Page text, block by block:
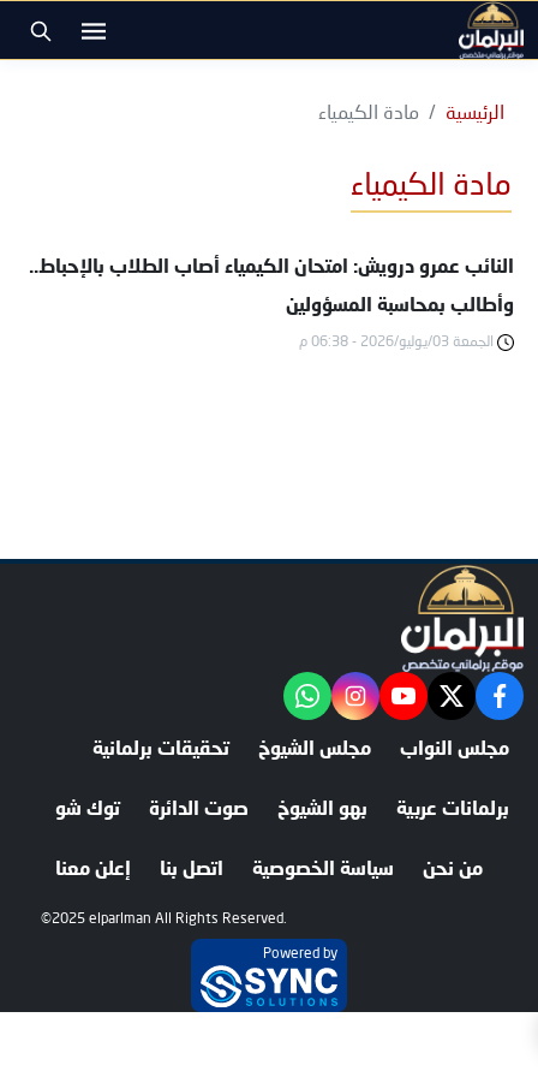
الرئيسية مادة الكيمياء
مادة الكيمياء
النائب عمرو درويش: امتحان الكيمياء أصاب الطلاب بالإحباط..
وأطالب بمحاسبة المسؤولين
الجمعة 03/يوليو/2026 - 06:38 م
facebook
twitter
youtube
instagram
"‎Follow the آخر خبر channel on WhatsApp:
مجلس النواب مجلس الشيوخ تحقيقات برلمانية
برلمانات عربية بهو الشيوخ صوت الدائرة توك شو
من نحن سياسة الخصوصية اتصل بنا إعلن معنا
©2025 elparlman All Rights Reserved.
Powered by